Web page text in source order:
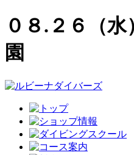
０８.２６（
園